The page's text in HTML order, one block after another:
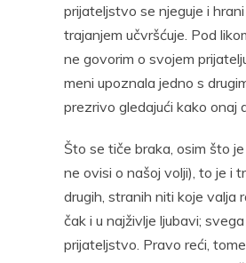
prijateljstvo se njeguje i
trajanjem učvršćuje. Pod
ne govorim o svojem
meni upoznala jedno s
prezrivo gledajući kako onaj
Što se tiče braka, osim što
ne ovisi o našoj volji), to je i
drugih, stranih niti koje valja
čak i u najživlje ljubavi;
prijateljstvo. Pravo reći,